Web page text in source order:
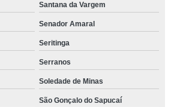
Santana da Vargem
Senador Amaral
Seritinga
Serranos
Soledade de Minas
São Gonçalo do Sapucaí